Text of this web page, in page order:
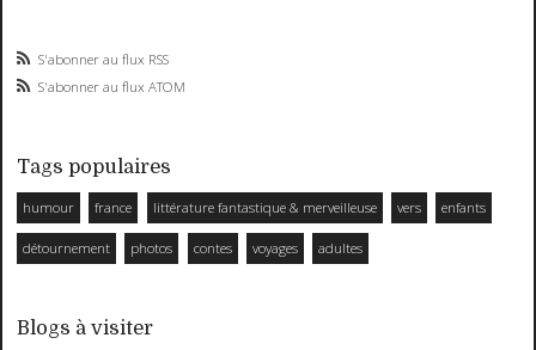
S'abonner au flux RSS
S'abonner au flux ATOM
Tags populaires
humour france littérature fantastique & merveilleuse vers enfants
détournement photos contes voyages adultes
Blogs à visiter